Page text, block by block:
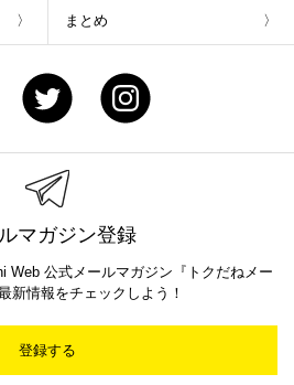
まとめ
マガジン登録
Web 公式メールマガジン『トクだねメー
新情報をチェックしよう！
登録する